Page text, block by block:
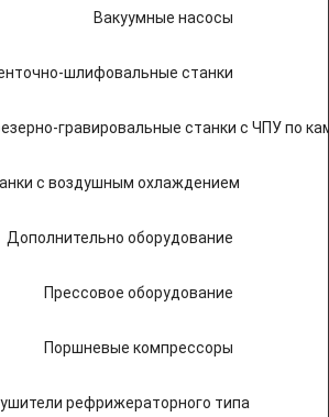
Вакуумные насосы
шлифовальные станки
гравировальные станки с ЧПУ по
с воздушным охлаждением
Дополнительно оборудование
Прессовое оборудование
Поршневые компрессоры
рефрижераторного типа